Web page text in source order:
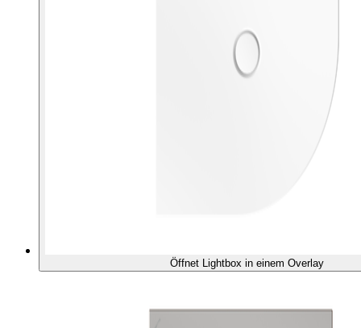
Öffnet Lightbox in einem Overlay